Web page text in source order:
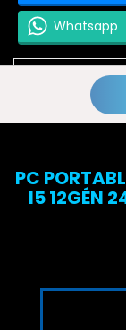
Whatsapp
Prévenez-
PC
I5 12GÉN